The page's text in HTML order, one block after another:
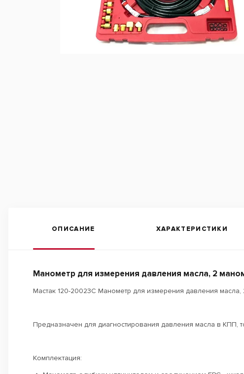
ОПИСАНИЕ ХАРАКТЕРИСТИКИ
Манометр для измерения давления масла, 2
Мастак 120-20023C Манометр для измерения давления
Предназначен для диагностирования давления масла в КПП,
Комплектация: